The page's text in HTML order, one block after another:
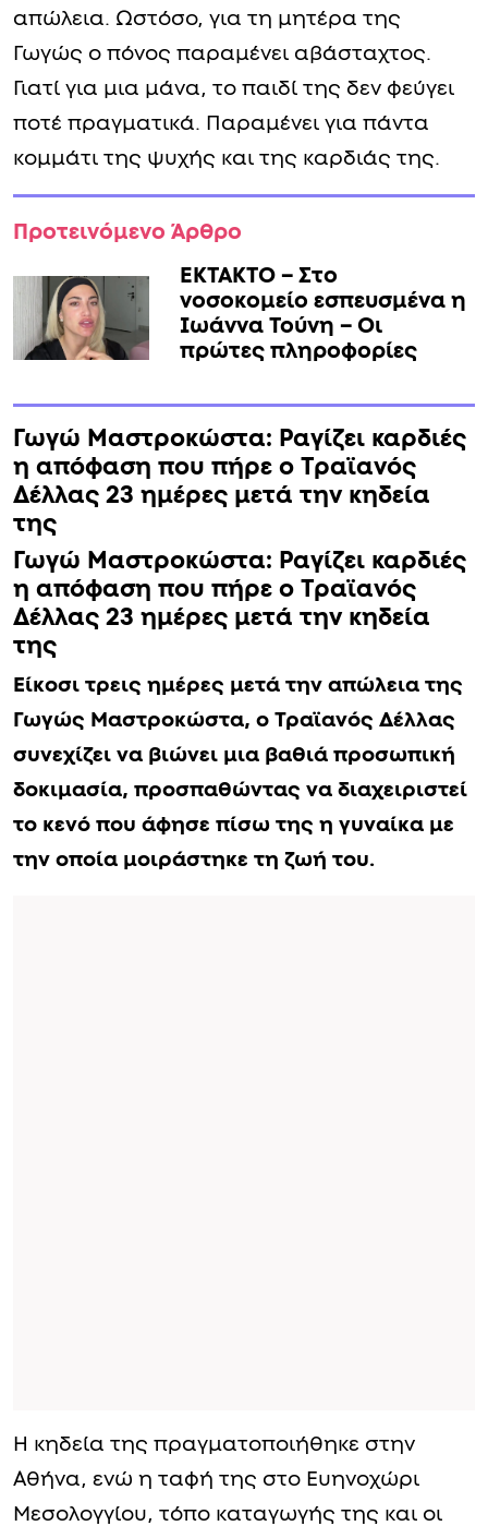
απώλεια. Ωστόσο, για τη μητέρα της
Γωγώς ο πόνος παραμένει αβάσταχτος.
Γιατί για μια μάνα, το παιδί της δεν φεύγει
ποτέ πραγματικά. Παραμένει για πάντα
κομμάτι της ψυχής και της καρδιάς της.
Προτεινόμενο Άρθρο
ΕΚΤΑΚΤΟ – Στο
νοσοκομείο εσπευσμένα η
Ιωάννα Τούνη – Οι
πρώτες πληροφορίες
Γωγώ Μαστροκώστα: Pαγίζει καρδιές
η απόφαση που πήρε ο Τραϊανός
Δέλλας 23 ημέρες μετά την κηδεία
της
Γωγώ Μαστροκώστα: Pαγίζει καρδιές
η απόφαση που πήρε ο Τραϊανός
Δέλλας 23 ημέρες μετά την κηδεία
της
Είκοσι τρεις ημέρες μετά την απώλεια της
Γωγώς Μαστροκώστα, ο Τραϊανός Δέλλας
συνεχίζει να βιώνει μια βαθιά προσωπική
δοκιμασία, προσπαθώντας να διαχειριστεί
το κενό που άφησε πίσω της η γυναίκα με
την οποία μοιράστηκε τη ζωή του.
Η κηδεία της πραγματοποιήθηκε στην
Αθήνα, ενώ η ταφή της στο Ευηνοχώρι
Μεσολογγίου, τόπο καταγωγής της και οι